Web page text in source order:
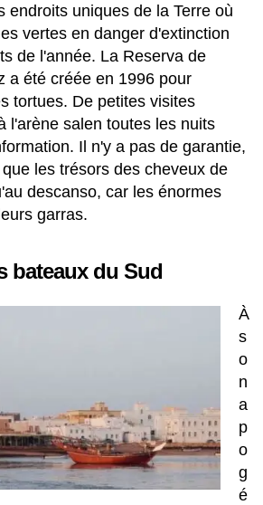
endroits uniques de la Terre où
vertes en danger d'extinction
de l'année. La Reserva de
a été créée en 1996 pour
tortues. De petites visites
l'arène salen toutes les nuits
Il n'y a pas de garantie,
les trésors des cheveux de
descanso, car les énormes
garras.
bateaux du Sud
À
s
o
n
a
p
o
g
é